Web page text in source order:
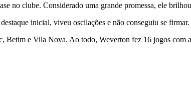
no clube. Considerado uma grande promessa, ele
inicial, viveu oscilações e não conseguiu se firmar.
Betim e Vila Nova. Ao todo, Weverton fez 16 jogos com